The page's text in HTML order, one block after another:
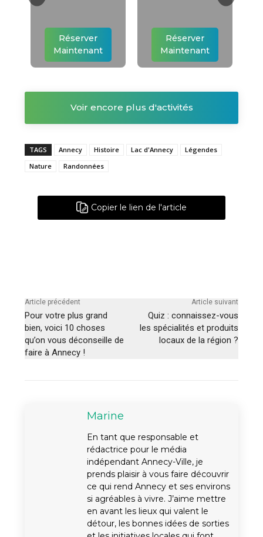
Réserver
Maintenant
Réserver
Maintenant
Voir encore plus d'activités
TAGS Annecy Histoire Lac d'Annecy
Légendes
Nature
Randonnées
Copier le lien de l'article
Article précédent
Pour votre plus grand
bien, voici 10 choses
qu’on vous déconseille de
faire à Annecy !
Article suivant
Quiz : connaissez-vous
les spécialités et produits
locaux de la région ?
Marine
En tant que responsable et
rédactrice pour le média
indépendant Annecy-Ville, je
prends plaisir à vous faire découvrir
ce qui rend Annecy et ses environs
si agréables à vivre. J’aime mettre
en avant les lieux qui valent le
détour, les bonnes idées de sorties